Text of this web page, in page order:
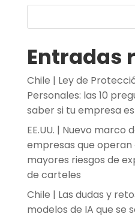
Entradas
Chile | Ley de
Personales: las 10
saber si tu empresa
EE.UU. | Nuevo
empresas que operan
mayores riesgos de
de carteles
Chile | Las dudas y
modelos de IA que se